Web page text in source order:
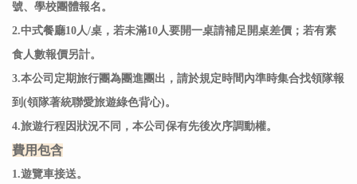
號、學校團體報名。
2.中式餐廳10人/桌，若未滿10人要開一桌請補足開桌差價；若有素
食人數報價另計。
3.本公司定期旅行團為團進團出，請於規定時間內準時集合找領隊報
到(領隊著統聯愛旅遊綠色背心)。
4.旅遊行程因狀況不同，本公司保有先後次序調動權。
費用包含
1.遊覽車接送。